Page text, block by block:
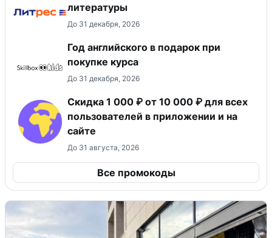
литературы
До 31 декабря, 2026
Год английского в подарок при
покупке курса
До 31 декабря, 2026
Скидка 1 000 ₽ от 10 000 ₽ для всех
пользователей в приложении и на
сайте
До 31 августа, 2026
Все промокоды